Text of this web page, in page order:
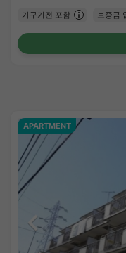
가구가전 포함 보증금
APARTMENT